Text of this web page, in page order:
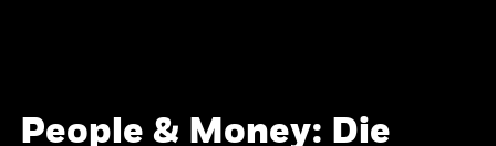
People & Money: Die